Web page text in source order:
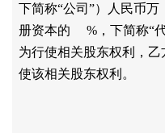
下简称“公司”）人民币
册资本的 %，下简称“
为行使相关股东权利，
使该相关股东权利。